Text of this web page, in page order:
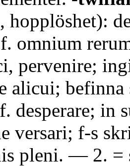
hopplöshet):
omnium
pervenire;
alicui;
desperare; in
versari; f-s
pleni. — 2. =